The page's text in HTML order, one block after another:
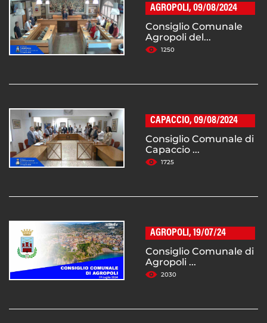
AGROPOLI, 09/08/2024
Consiglio Comunale
Agropoli del...
1250
CAPACCIO, 09/08/2024
Consiglio Comunale di
Capaccio ...
1725
AGROPOLI, 19/07/24
Consiglio Comunale di
Agropoli ...
2030